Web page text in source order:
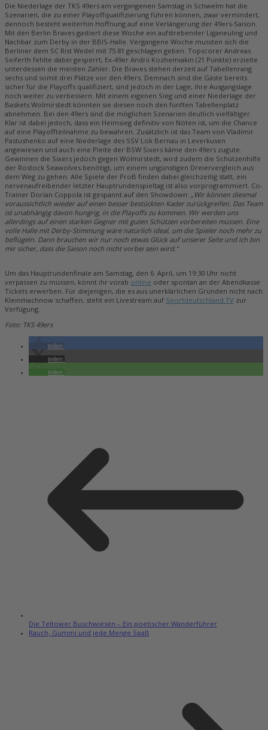
Die Niederlage der TKS 49ers am vergangenen Samstag in Schwelm hat die
Szenarien, die zu einer Playoffqualifizierung führen können, zwar vermindert,
dennoch besteht weiterhin Hoffnung auf eine Verlängerung der 49ers-Saison.
Mit den Berlin Braves gastiert diese Woche ein aufstrebender Liganeuling und
Nachbar zum Derby in der BBIS-Halle. Vergangene Woche mussten sich die
Berliner dem SC Rist Wedel mit 75:81 geschlagen geben. Topscorer Andreas
Seiferth fehlte dabei gesperrt, Ex-49er Andrii Kozhemiakin (21 Punkte) erzielte
unterdessen die meisten Zähler. Die Braves stehen derzeit auf Tabellenrang
sechs und somit drei Plätze vor den 49ers. Demnach sind die Gäste bereits
sicher für die Playoffs qualifiziert, sind jedoch in der Lage, ihre Ausgangslage
noch weiter zu verbessern. Mit einem eigenen Sieg und einer Niederlage der
Baskets Wolmirstedt könnten sie diesen noch den fünften Tabellenplatz
abnehmen. Bei den 49ers sind die möglichen Szenarien deutlich vielfältiger.
Klar ist dabei jedoch, dass ein Heimsieg definitiv von Nöten ist, um die Chance
auf eine Playoffteilnahme zu bewahren. Zusätzlich ist das Team von Vladimir
Pastushenko auf eine Niederlage des SSV Lok Bernau in Leverkusen
angewiesen und auch eine Pleite der BSW Sixers käme den 49ers zugute.
Gewinnen die Sixers jedoch gegen Wolmirstedt, wird zudem die Schützenhilfe
der Rostock Seawolves benötigt, um einem ungünstigen Dreiervergleich aus
dem Weg zu gehen. Alle Spiele der ProB finden dabei gleichzeitig statt, ein
nervenaufreibender letzter Hauptrundenspieltag ist also vorprogrammiert. Co-
Trainer Dorian Coppola ist gespannt auf den Showdown: „Wir können diesmal
voraussichtlich wieder auf einen besser bestückten Kader zurückgreifen. Das Team
ist unabhängig davon hungrig, in die Playoffs zu kommen. Wir werden uns
allerdings auf einen starken Gegner mit guten Schützen vorbereiten müssen. Eine
volle Halle mit Derby-Stimmung wäre natürlich ideal, um die Spieler noch mehr zu
beflügeln. Dann brauchen wir nur noch etwas Glück auf unserer Seite und ich bin
mir sicher, dass die Saison noch nicht vorbei sein wird.“
Um das Hauptrundenfinale am Samstag, den 6. April, um 19:30 Uhr nicht
verpassen zu müssen, könnt ihr vorab online oder spontan an der Abendkasse
Tickets erwerben. Für diejenigen, die es aus unerklärlichen Gründen nicht nach
Kleinmachnow schaffen, steht ein Livestream auf Sportdeutschland.TV zur
Verfügung.
Foto: TKS 49ers
teilen
teilen
teilen
Die Teltower Buschwiesen – Ein poetischer Wanderführer
Rauch, Gummi und jede Menge Spaß